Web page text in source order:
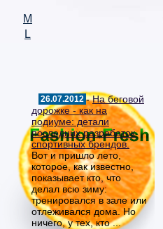
M
L
26.07.2012 -На беговой
дорожке - как на
подиуме: детали
последних разработок
спортивных брендов.
Вот и пришло лето,
которое, как известно,
показывает кто, что
делал всю зиму:
тренировался в зале или
отлеживался дома. Но
ничего, у тех, кто ...